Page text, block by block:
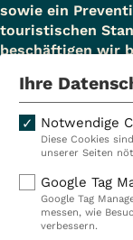
Der
das
den
wenn es
Heimatort
sowie ein
touristischen
beschäftigen wir
Kliniken
Reha
Prävention
VITREA
Ihre
Notwendige
Diese Cookies
unserer Seiten
Google Tag
Google Tag
messen, wie
verbessern.